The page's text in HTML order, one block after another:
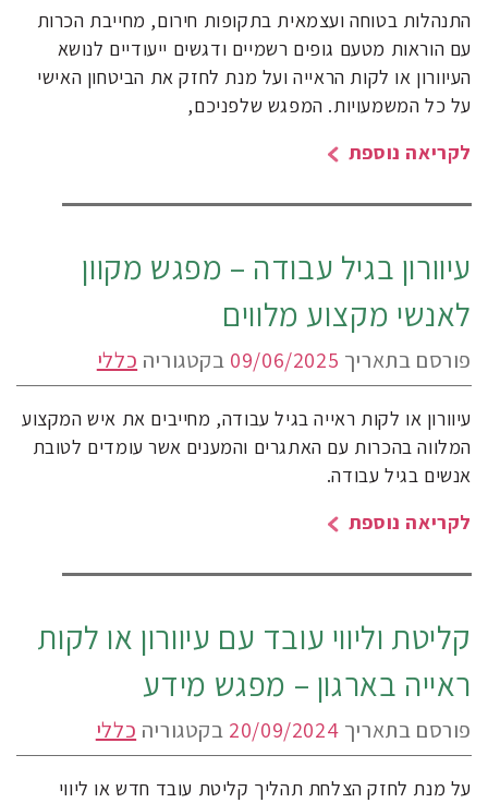
התנהלות בטוחה ועצמאית בתקופות חירום, מחייבת הכרות
עם הוראות מטעם גופים רשמיים ודגשים ייעודיים לנושא
העיוורון או לקות הראייה ועל מנת לחזק את הביטחון האישי
על כל המשמעויות. המפגש שלפניכם,
לקריאה נוספת
עיוורון בגיל עבודה – מפגש מקוון
לאנשי מקצוע מלווים
פורסם בתאריך 09/06/2025 בקטגוריה כללי
עיוורון או לקות ראייה בגיל עבודה, מחייבים את איש המקצוע
המלווה בהכרות עם האתגרים והמענים אשר עומדים לטובת
אנשים בגיל עבודה.
לקריאה נוספת
קליטת וליווי עובד עם עיוורון או לקות
ראייה בארגון – מפגש מידע
פורסם בתאריך 20/09/2024 בקטגוריה כללי
על מנת לחזק הצלחת תהליך קליטת עובד חדש או ליווי